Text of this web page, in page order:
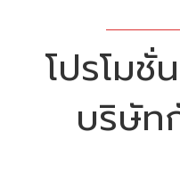
โปรโมชั่
บริษัท